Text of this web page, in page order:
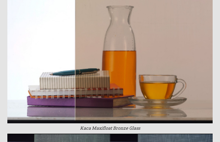
Kaca Maxifloat Bronze Glass